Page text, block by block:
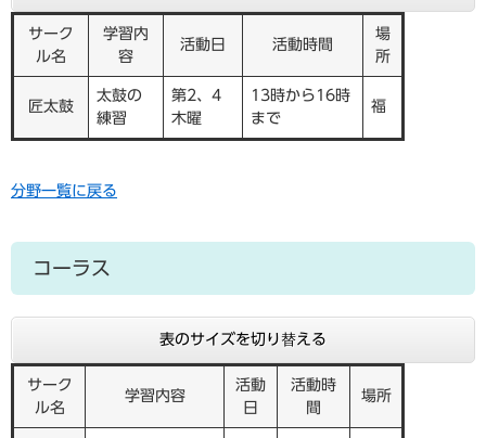
サーク
ル名
学習内
容
活動日 活動時間
場
所
匠太鼓
太鼓の
練習
第2、4
木曜
13時から16時
まで
福
分野一覧に戻る
コーラス
表のサイズを切り替える
サーク
ル名
学習内容
活動
日
活動時
間
場所